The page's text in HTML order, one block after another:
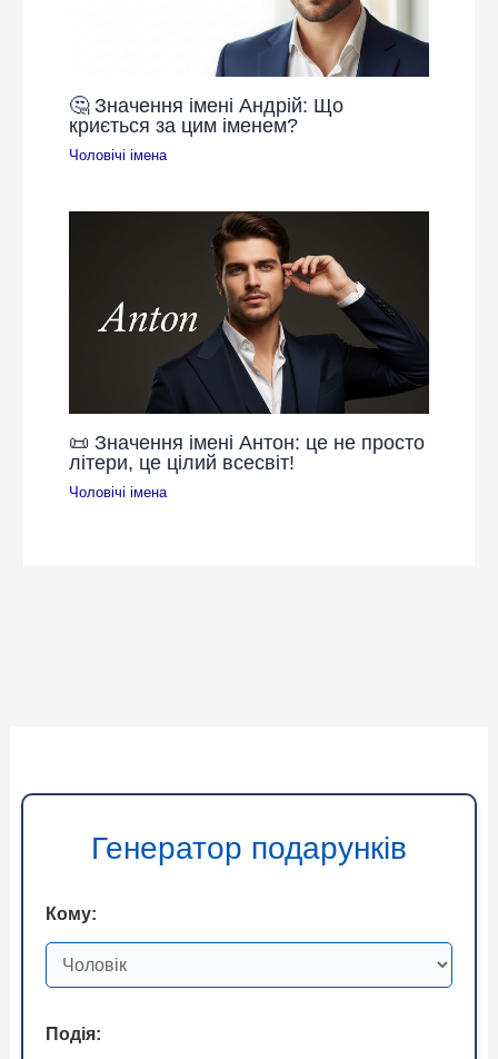
🤔 Значення імені Андрій: Що
криється за цим іменем?
Чоловічі імена
📜 Значення імені Антон: це не просто
літери, це цілий всесвіт!
Чоловічі імена
Генератор подарунків
Кому:
Подія: